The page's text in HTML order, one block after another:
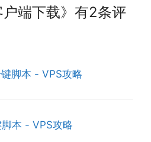
户端下载》有2条评
脚本 - VPS攻略
本 - VPS攻略